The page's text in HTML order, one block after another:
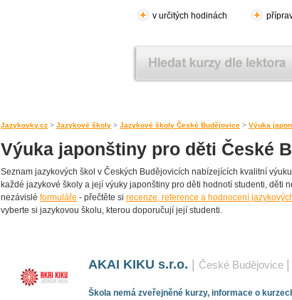
v určitých hodinách
Jazykovky.cz > Jazykové školy > Jazykové školy České Budějovice > Výuka
Výuka japonštiny pro děti České
Seznam jazykových škol v Českých Budějovicích nabízejících kvalitní
každé jazykové školy a její výuky japonštiny pro děti hodnotí studenti, děti
nezávislé formuláře - přečtěte si recenze, reference a hodnocení
vyberte si jazykovou školu, kterou doporučují její studenti.
AKAI KIKU s.r.o. České Budějovice
Škola nemá zveřejněné kurzy, informace o